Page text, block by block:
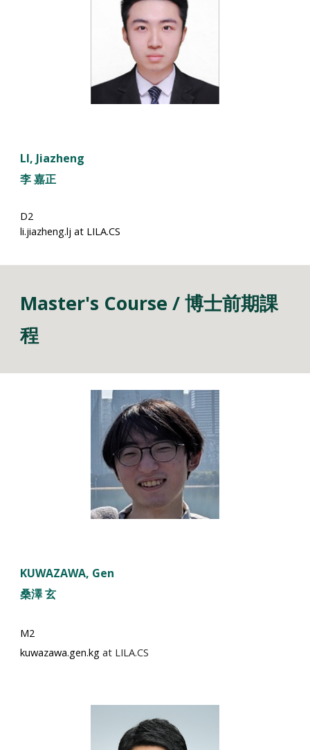
LI, Jiazheng
李 嘉正
D2
li.jiazheng.lj at LILA.CS
Master's Course / 博士前期課
程
KUWAZAWA, Gen
桑澤玄
M2
kuwazawa.gen.kg at LILA.CS